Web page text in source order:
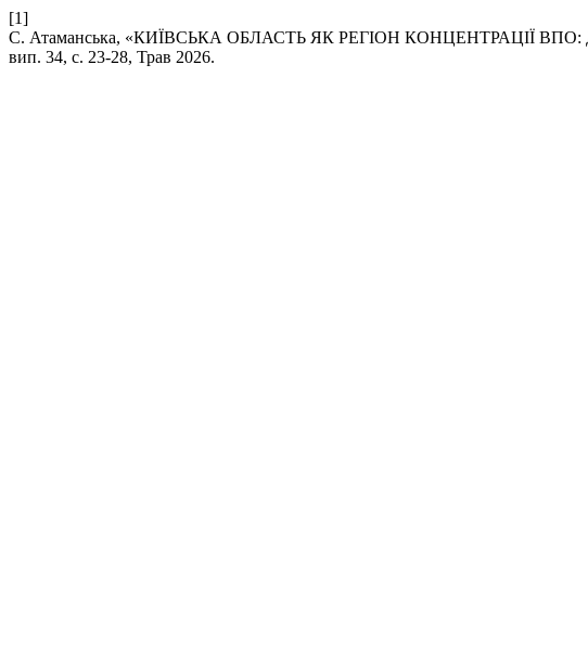
[1]
С. Атаманська, «КИЇВСЬКА ОБЛАСТЬ ЯК РЕГІОН КОНЦЕНТРАЦІЇ
вип. 34, с. 23-28, Трав 2026.